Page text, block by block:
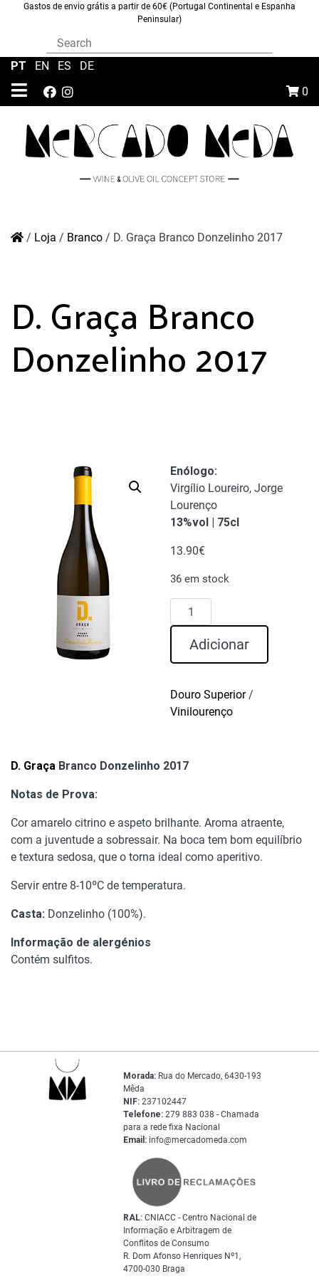
Gastos de envio grátis a partir de 60€ (Portugal Continental e Espanha
Peninsular)
0
PT EN ES DE
/ Loja / Branco / D. Graça Branco Donzelinho 2017
D. Graça Branco
Donzelinho 2017
Enólogo:
Virgílio Loureiro, Jorge
Lourenço
13%vol | 75cl
13.90€
36 em stock
Quantidade
de
Donzelinho
2017
Adicionar
Douro Superior/
Vinilourenço
D. Graça Branco Donzelinho 2017
Notas de Prova:
Cor amarelo citrino e aspeto brilhante. Aroma atraente,
com a juventude a sobressair. Na boca tem bom equilíbrio
e textura sedosa, que o torna ideal como aperitivo.
Servir entre 8-10ºC de temperatura.
Casta: Donzelinho (100%).
Informação de alergénios
Contém sulfitos.
Morada: Rua do Mercado, 6430-193
Mêda
NIF: 237102447
Telefone: 279 883 038 - Chamada
para a rede fixa Nacional
Email: info@mercadomeda.com
RAL: CNIACC - Centro Nacional de
Informação e Arbitragem de
Conflitos de Consumo
R. Dom Afonso Henriques Nº1,
4700-030 Braga